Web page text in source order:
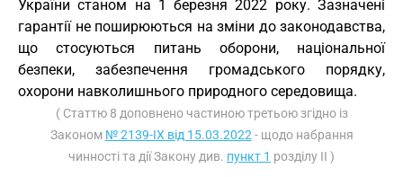
України станом на 1 березня 2022 року. Зазначені
гарантії не поширюються на зміни до законодавства,
що стосуються питань оборони, національної
безпеки, забезпечення громадського порядку,
охорони навколишнього природного середовища.
( Статтю 8 доповнено частиною третьою згідно із
Законом № 2139-IX від 15.03.2022 - щодо набрання
чинності та дії Закону див. пункт 1 розділу II )